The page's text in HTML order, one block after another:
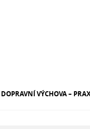
DOPRAVNÍ VÝCHOVA –